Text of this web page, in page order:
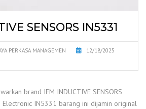
SENSORS IN5331
PERKASA MANAGEMEN
12/18/2025
brand IFM INDUCTIVE SENSORS
IN5331 barang ini dijamin original